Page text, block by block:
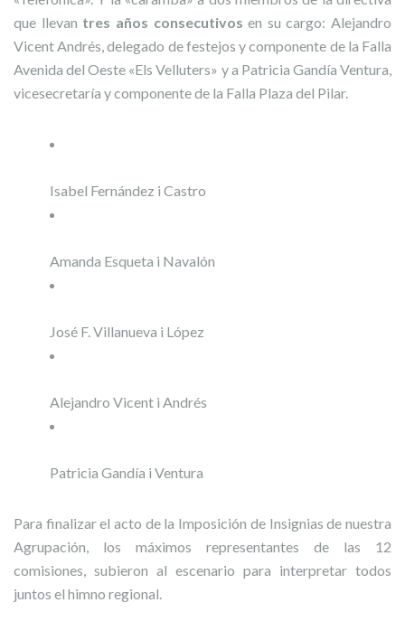
que llevan tres años consecutivos en su cargo: Alejandro
Vicent Andrés, delegado de festejos y componente de la Falla
Avenida del Oeste «Els Velluters» y a Patricia Gandía Ventura,
vicesecretaría y componente de la Falla Plaza del Pilar.
Isabel Fernández i Castro
Amanda Esqueta i Navalón
José F. Villanueva i López
Alejandro Vicent i Andrés
Patricia Gandía i Ventura
Para finalizar el acto de la Imposición de Insignias de nuestra
Agrupación, los máximos representantes de las 12
comisiones, subieron al escenario para interpretar todos
juntos el himno regional.